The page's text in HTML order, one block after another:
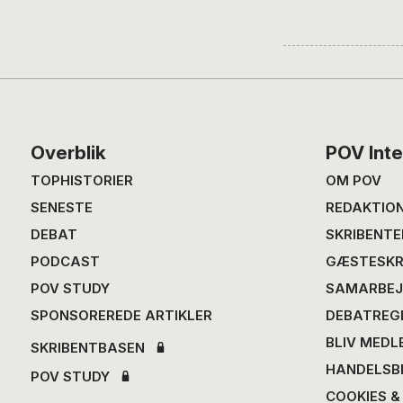
Footer
Overblik
TOPHISTORIER
SENESTE
DEBAT
PODCAST
POV STUDY
SPONSOREREDE ARTIKLER
SKRIBENTBASEN
POV STUDY
POV
OM POV
BLIV
COOKIES